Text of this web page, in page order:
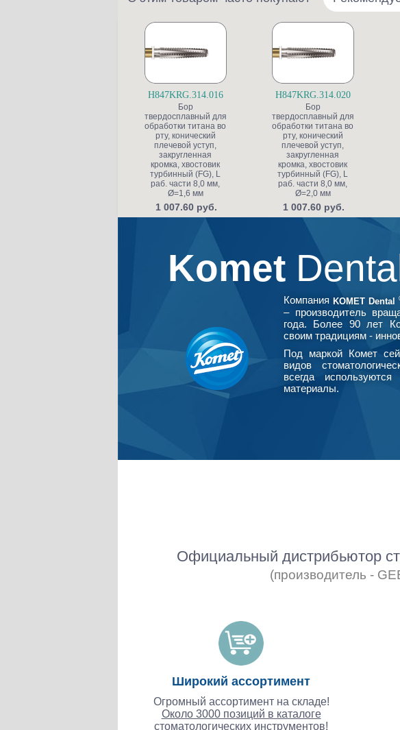
H847KRG.314.016
Бор
твердосплавный для
обработки титана во
рту, конический
плечевой уступ,
закругленная
кромка, хвостовик
турбинный (FG), L
раб. части 8,0 мм,
Ø=1,6 мм
1 007.60 руб.
H847KRG.314.020
Бор
твердосплавный для
обработки титана во
рту, конический
плечевой уступ,
закругленная
кромка, хвостовик
турбинный (FG), L
раб. части 8,0 мм,
Ø=2,0 мм
1 007.60 руб.
Komet
Компания KOMET Dental
– производитель
года. Более 90 лет
своим традициям -
Под маркой Комет
видов
всегда используются
материалы.
Официальный дистрибьютор
(производитель -
Широкий ассортимент
Огромный ассортимент на складе!
Около 3000 позиций в каталоге
стоматологических инструментов!